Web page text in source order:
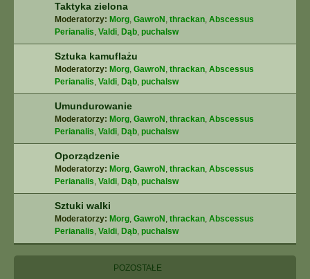
Taktyka zielona
Moderatorzy: Morg, GawroN , thrackan, Abscessus
Perianalis, Valdi, Dąb, puchalsw
Sztuka kamuflażu
Moderatorzy: Morg, GawroN , thrackan, Abscessus
Perianalis, Valdi, Dąb, puchalsw
Umundurowanie
Moderatorzy: Morg, GawroN , thrackan, Abscessus
Perianalis, Valdi, Dąb, puchalsw
Oporządzenie
Moderatorzy: Morg, GawroN , thrackan, Abscessus
Perianalis, Valdi, Dąb, puchalsw
Sztuki walki
Moderatorzy: Morg, GawroN , thrackan, Abscessus
Perianalis, Valdi, Dąb, puchalsw
POZOSTAŁE